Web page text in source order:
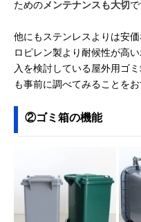
ためのメンテナンスも大切で
他にもステンレスよりは安価
ロピレン製より耐候性が高い
入を検討している屋外用ゴ
も事前に調べてみることをお
②ゴミ箱の機能